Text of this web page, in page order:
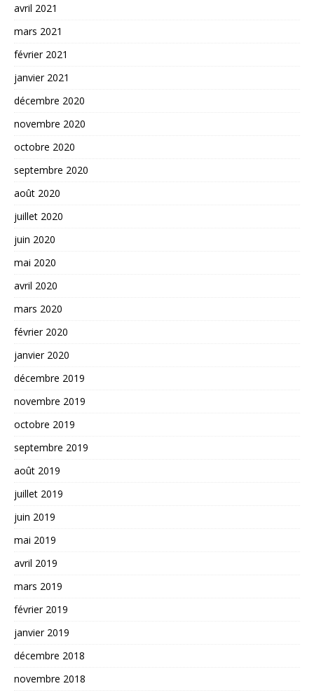
avril 2021
mars 2021
février 2021
janvier 2021
décembre 2020
novembre 2020
octobre 2020
septembre 2020
août 2020
juillet 2020
juin 2020
mai 2020
avril 2020
mars 2020
février 2020
janvier 2020
décembre 2019
novembre 2019
octobre 2019
septembre 2019
août 2019
juillet 2019
juin 2019
mai 2019
avril 2019
mars 2019
février 2019
janvier 2019
décembre 2018
novembre 2018